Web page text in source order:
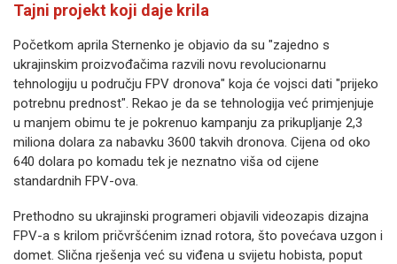
Tajni projekt koji daje krila
Početkom aprila Sternenko je objavio da su "zajedno s
ukrajinskim proizvođačima razvili novu revolucionarnu
tehnologiju u području FPV dronova" koja će vojsci dati "prijeko
potrebnu prednost". Rekao je da se tehnologija već primjenjuje
u manjem obimu te je pokrenuo kampanju za prikupljanje 2,3
miliona dolara za nabavku 3600 takvih dronova. Cijena od oko
640 dolara po komadu tek je neznatno viša od cijene
standardnih FPV-ova.
Prethodno su ukrajinski programeri objavili videozapis dizajna
FPV-a s krilom pričvršćenim iznad rotora, što povećava uzgon i
domet. Slična rješenja već su viđena u svijetu hobista, poput